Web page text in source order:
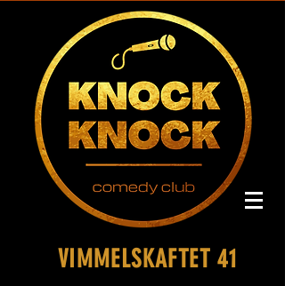
VIMMELSKAFTET 41